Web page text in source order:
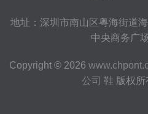
地址：深圳市南山区粤海街道
中央商务广
Copyright © 2026
公司 鞋 版权所